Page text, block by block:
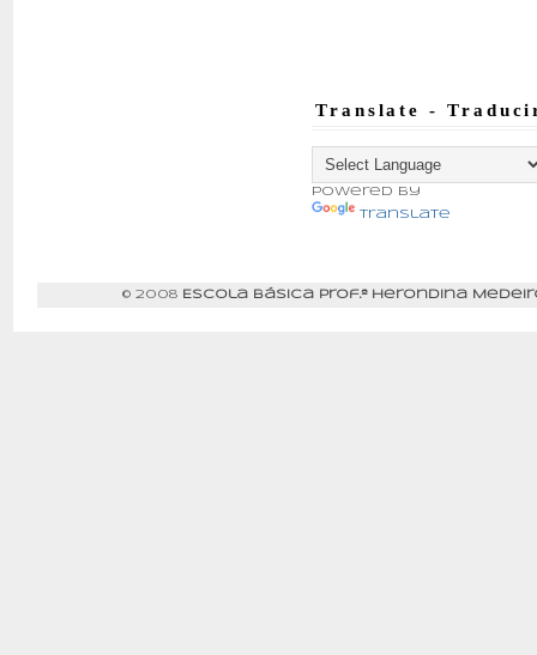
Translate -
Powered by
Translate
© 2008 Escola Básica Prof.ª Herondina